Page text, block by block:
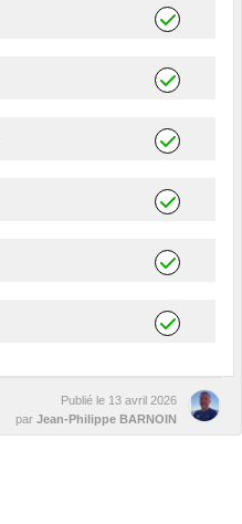
Publié le 13 avril 2026
par Jean-Philippe BARNOIN